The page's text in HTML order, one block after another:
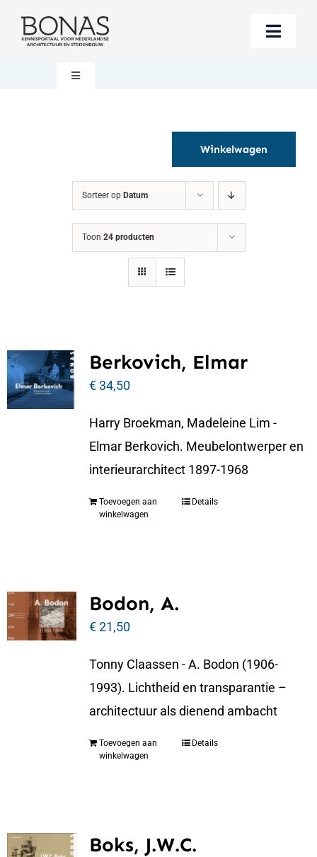
naar
Toggle
Berichten
Steun BONAS
Toggle
Winkelwagen
Sorteer op Datum
Toon 24 producten
Berkovich, Elmar
€34,50
Harry Broekman, Madeleine Lim -
Elmar Berkovich. Meubelontwerper en
interieurarchitect 1897-1968
Toevoegen aan
winkelwagen
Details
Bodon, A.
€21,50
Tonny Claassen - A. Bodon (1906-
1993). Lichtheid en transparantie –
architectuur als dienend ambacht
Toevoegen aan
winkelwagen
Details
Boks, J.W.C.